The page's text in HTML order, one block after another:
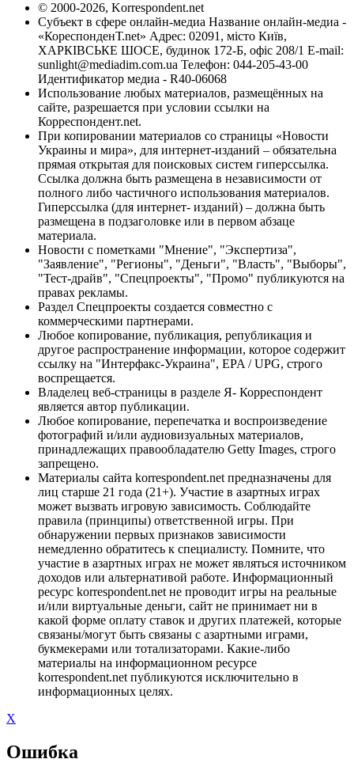
© 2000-2026, Korrespondent.net
Субъект в сфере онлайн-медиа Название онлайн-медиа -
«КореспонденТ.net» Адрес: 02091, місто Київ,
ХАРКІВСЬКЕ ШОСЕ, будинок 172-Б, офіс 208/1 E-mail:
sunlight@mediadim.com.ua Телефон: 044-205-43-00
Идентификатор медиа - R40-06068
Использование любых материалов, размещённых на
сайте, разрешается при условии ссылки на
Корреспондент.net.
При копировании материалов со страницы «Новости
Украины и мира», для интернет-изданий – обязательна
прямая открытая для поисковых систем гиперссылка.
Ссылка должна быть размещена в независимости от
полного либо частичного использования материалов.
Гиперссылка (для интернет- изданий) – должна быть
размещена в подзаголовке или в первом абзаце
материала.
Новости с пометками "Мнение", "Экспертиза",
"Заявление", "Регионы", "Деньги", "Власть", "Выборы",
"Тест-драйв", "Спецпроекты", "Промо" публикуются на
правах рекламы.
Раздел Спецпроекты создается совместно с
коммерческими партнерами.
Любое копирование, публикация, републикация и
другое распространение информации, которое содержит
ссылку на "Интерфакс-Украина", EPA / UPG, строго
воспрещается.
Владелец веб-страницы в разделе Я- Корреспондент
является автор публикации.
Любое копирование, перепечатка и воспроизведение
фотографий и/или аудиовизуальных материалов,
принадлежащих правообладателю Getty Images, строго
запрещено.
Материалы сайта korrespondent.net предназначены для
лиц старше 21 года (21+). Участие в азартных играх
может вызвать игровую зависимость. Соблюдайте
правила (принципы) ответственной игры. При
обнаружении первых признаков зависимости
немедленно обратитесь к специалисту. Помните, что
участие в азартных играх не может являться источником
доходов или альтернативой работе. Информационный
ресурс korrespondent.net не проводит игры на реальные
и/или виртуальные деньги, сайт не принимает ни в
какой форме оплату ставок и других платежей, которые
связаны/могут быть связаны с азартными играми,
букмекерами или тотализаторами. Какие-либо
материалы на информационном ресурсе
korrespondent.net публикуются исключительно в
информационных целях.
X
Ошибка